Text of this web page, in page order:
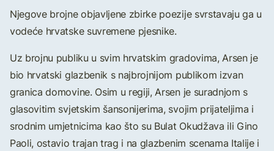
Njegove brojne objavljene zbirke poezije svrstavaju ga u
vodeće hrvatske suvremene pjesnike.
Uz brojnu publiku u svim hrvatskim gradovima, Arsen je
bio hrvatski glazbenik s najbrojnijom publikom izvan
granica domovine. Osim u regiji, Arsen je suradnjom s
glasovitim svjetskim šansonijerima, svojim prijateljima i
srodnim umjetnicima kao što su Bulat Okudžava ili Gino
Paoli, ostavio trajan trag i na glazbenim scenama Italije i